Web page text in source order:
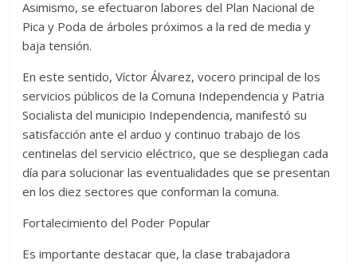
Asimismo, se efectuaron labores del Plan Nacional de
Pica y Poda de árboles próximos a la red de media y
baja tensión.
En este sentido, Víctor Álvarez, vocero principal de los
servicios públicos de la Comuna Independencia y Patria
Socialista del municipio Independencia, manifestó su
satisfacción ante el arduo y continuo trabajo de los
centinelas del servicio eléctrico, que se despliegan cada
día para solucionar las eventualidades que se presentan
en los diez sectores que conforman la comuna.
Fortalecimiento del Poder Popular
Es importante destacar que, la clase trabajadora